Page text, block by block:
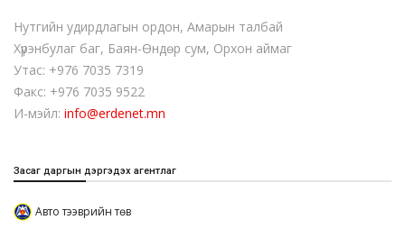
Нутгийн удирдлагын ордон, Амарын талбай
Хүрэнбулаг баг, Баян-Өндөр сум, Орхон аймаг
Утас: +976 7035 7319
Факс: +976 7035 9522
И-мэйл: info@erdenet.mn
Засаг даргын дэргэдэх агентлаг
Авто тээврийн төв